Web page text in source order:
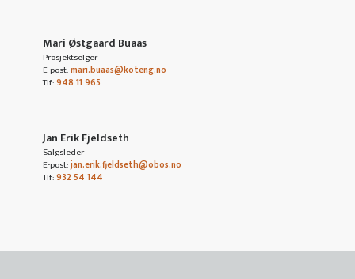
Mari Østgaard Buaas
Prosjektselger
E-post:mari.buaas@koteng.no
Tlf:948 11 965
Jan Erik Fjeldseth
Salgsleder
E-post:jan.erik.fjeldseth@obos.no
Tlf:932 54 144